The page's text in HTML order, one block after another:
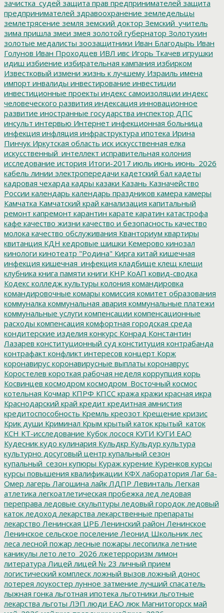
зачистка_судей защита прав предпринимателей защита
предпринимателей здравоохранение земледельцы
землетрясение земля земский доктор Земский_учитель
зима пришла змеи змея золотой губернатор Золотухин
золотые медалисты зоозащитники Иван Благодырь Иван
Голунов Иван Проходцев ИВЛ ивс Игорь Ткачев игрушки
идиш избиение избирательная кампания избирком
Известковый измени жизнь к лучшему Израиль имена
импорт инвалиды инвестирование инвестиции
инвестиционные проекты индекс самоизоляции индекс
человеческого развития индексация инновационное
развитие иностранные государства инспектор ДПС
инсульт интервью Интернет инфекционная больница
инфекция инфляция инфраструктура ипотека Ирина
Пинчук Иркутская область иск искусственная елка
искусственный_интеллект исправительная колония
исследование история Итоги-2017 июль июнь июнь_2026
кабель линии электропередачи кадетский бал кадеты
кадровая чехарда кадры казаки Казань Казначейство
России календарь календарь праздников камера камеры
Камчатка Камчатский край канализация капитальный
ремонт капремонт карантин карате каратин катастрофа
кафе качество жизни качество и безопасность качество
молока качество обслуживания Кванториум квартиры
квитанция КДН кедровые шишки Кемерово кинозал
кинологи кинотеатр "Родина" Кирга китай кишечная
инфекция кишечная_инфекция кладбище клещ клещи
клубника книга памяти книги КНР КоАП ковид-сводка
Кодекс колледж культуры колония командировка
командировочные комары комиссия комитет образования
коммуналка коммунальная авария коммунальные платежи
коммунальные услуги компенсации компенсационные
расходы компенсация комфортная городская среда
кондитерские изделия конкурс Конрад Константин
Лазарев конституционный суд конституция контрабанда
контрафакт конфликт интересов концерт Корж
коронавирус коронавирусные выплаты коронаврус
Коростелев короткая рабочая неделя коррупция корь
Косвинцев космодром космодром_Восточный космос
котельная Кочмар КПРФ КПСС кража кражи красная икра
Краснодарский край кредит кредитная амнистия
кредитоспособность Кремль креозот Крещение кризис
Крик души Криминал Крым крытый каток крытый_каток
КСН КТ-исследование Кубок лосося КУГИ КУГИ ЕАО
Кудесник кудо кулинария Кульдкр Кульдур культура
культурно досуговый центр купальный сезон
купальный_сезон купюры Кураж курение Куренков курсы
курсы повышения квалификации КФХ лаборатория Лаг ба-
Омер лагерь Лагошина лайк ЛДПР Левинталь Легкая
атлетика легкоатлетическая пробежка лед ледовая
переправа ледовые скульптуры ледовый городок ледовый
каток ледоход лекарства лекарственные препараты
лекарство Ленинская ЦРБ Ленинский район Ленинское
Ленинское сельское поселение Леонид Школьник лес
леса лесной пожар лесные пожары лесопилка летние
каникулы лето лето_2026 лжетерроризм лимон
литература Лицей лицей № 23 личный прием
логистический комплеск ложный вызов ложный донос
лотерея лоукостер лунное затмение лучший спасатель
лыжная гонка льготная ипотека льготники льготные
лекарства льготы ЛЭП люди ЕАО люк Магнитогорск май